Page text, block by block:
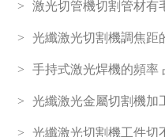
激光切管機切割管材有
光纖激光切割機調焦距
手持式激光焊機的頻率
思？光纖激光金屬切割機加
序應遵循什么原則?
光纖激光切割機工件切